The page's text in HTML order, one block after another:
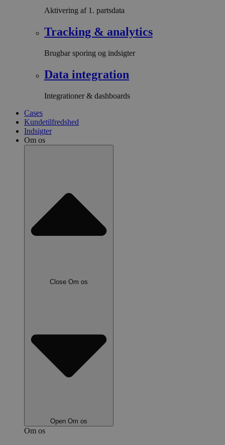
Aktivering af 1. partsdata
Tracking & analytics
Brugbar sporing og indsigter
Data integration
Integrationer & dashboards
Cases
Kundetilfredshed
Indsigter
Om os
Close Om os
Open Om os
Om os